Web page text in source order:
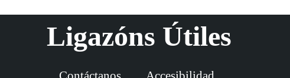
Ligazóns Útiles